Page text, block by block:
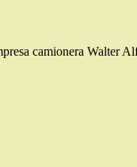
camionera Walter